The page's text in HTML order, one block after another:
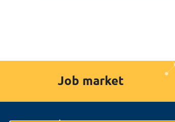
Job market